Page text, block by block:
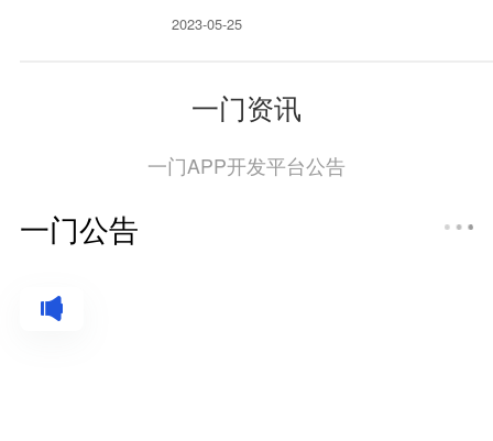
2023-05-25
一门资讯
一门APP开发平台公告
一门公告